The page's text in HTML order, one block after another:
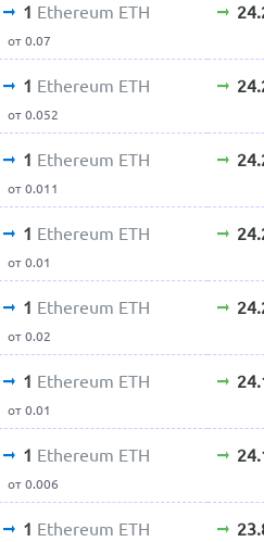
1 Ethereum ETH
от 0.07
1 Ethereum ETH
от 0.052
1 Ethereum ETH
от 0.011
1 Ethereum ETH
от 0.01
1 Ethereum ETH
от 0.02
1 Ethereum ETH
от 0.01
1 Ethereum ETH
от 0.006
1 Ethereum ETH